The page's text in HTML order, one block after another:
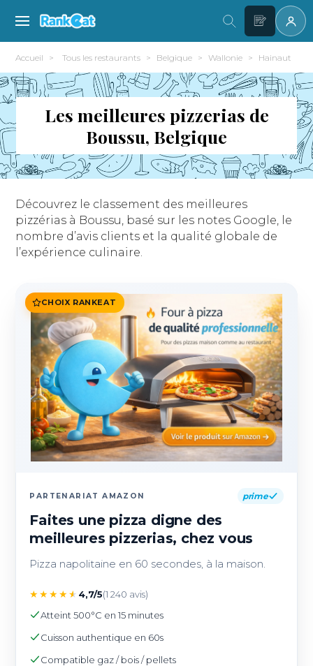
Accueil Tous les restaurants Belgique Wallonie Hainaut
Les meilleures pizzerias de
Boussu, Belgique
Découvrez le classement des meilleures
pizzérias à Boussu, basé sur les notes Google, le
nombre d’avis clients et la qualité globale de
l’expérience culinaire.
CHOIX RANKEAT
PARTENARIAT AMAZON prime
Faites une pizza digne des
meilleures pizzerias, chez vous
Pizza napolitaine en 60 secondes, à la maison.
★★★★★ 4,7/5(1 240 avis)
Atteint 500°C en 15 minutes
Cuisson authentique en 60s
Compatible gaz / bois / pellets